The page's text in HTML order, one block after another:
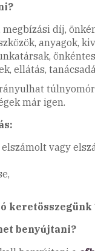
díj,
anyagok,
ellátás,
már igen.
vagy
benyújtani?